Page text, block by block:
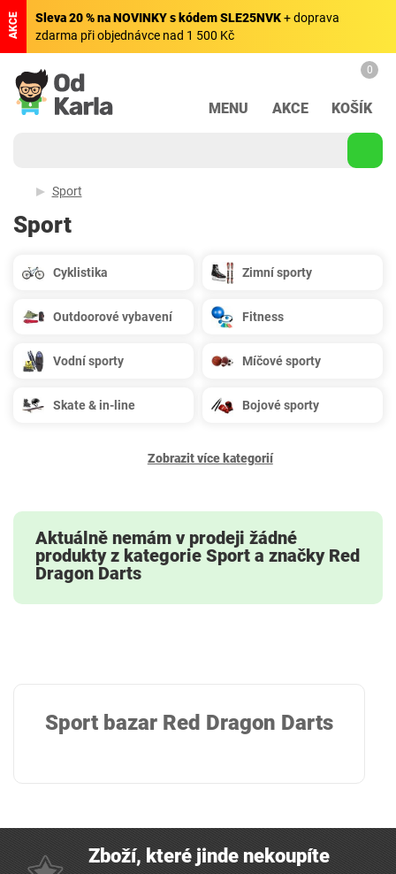
AKCE Sleva 20 % na NOVINKY s kódem SLE25NVK+ doprava
zdarma při objednávce nad 1 500 Kč
MENU AKCE
0
KOŠÍK
Sport
Sport
Cyklistika Zimní sporty
Outdoorové vybavení Fitness
Vodní sporty Míčové sporty
Skate & in-line Bojové sporty
Zobrazit více kategorií
Aktuálně nemám v prodeji žádné
produkty z kategorie Sport a značky Red
Dragon Darts
Sport bazar Red Dragon Darts
Zboží, které jinde nekoupíte